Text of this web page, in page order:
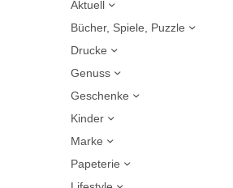
Aktuell
Bücher, Spiele, Puzzle
Drucke
Genuss
Geschenke
Kinder
Marke
Papeterie